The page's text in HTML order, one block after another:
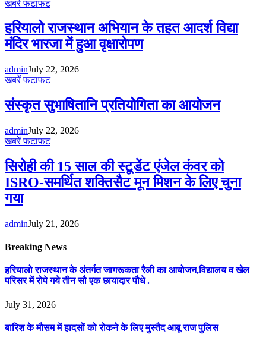
खबरें फटाफट
हरियालो राजस्थान अभियान के तहत आदर्श विद्या
मंदिर भारजा में हुआ वृक्षारोपण
adminJuly 22, 2026
खबरें फटाफट
संस्कृत सुभाषितानि प्रतियोगिता का आयोजन
adminJuly 22, 2026
खबरें फटाफट
सिरोही की 15 साल की स्टूडेंट एंजेल कंवर को
ISRO-समर्थित शक्तिसैट मून मिशन के लिए चुना
गया
adminJuly 21, 2026
Breaking News
हरियालो राजस्थान के अंतर्गत जागरूकता रैली का आयोजन,विद्यालय व खेल
परिसर में रोपे गये तीन सौ एक छायादार पौधे .
July 31, 2026
बारिश के मौसम में हादसों को रोकने के लिए मुस्तैद आबू राज पुलिस